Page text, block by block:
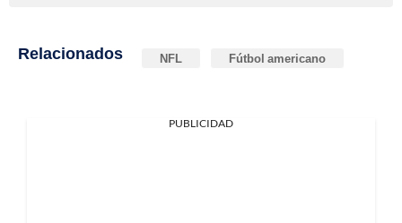
Relacionados NFL Fútbol americano
PUBLICIDAD